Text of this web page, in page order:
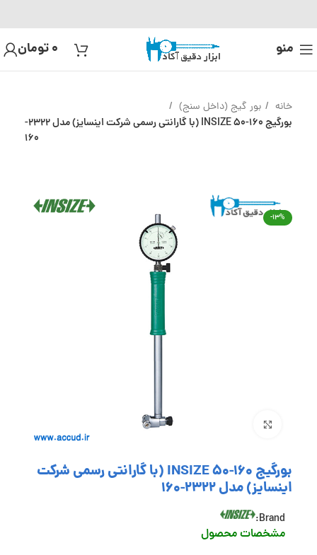
منو 0تومان
خانه بور گیج (داخل سنج)
بورگیج 160-50 INSIZE (با گارانتی رسمی شرکت اینسایز) مدل 2322-
160
-13%
بورگیج 160-50 INSIZE (با گارانتی رسمی شرکت
اینسایز) مدل 2322-160
Brand:
مشخصات محصول